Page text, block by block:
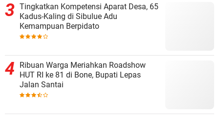
Tingkatkan Kompetensi Aparat Desa, 65
Kadus-Kaling di Sibulue Adu
Kemampuan Berpidato
Ribuan Warga Meriahkan Roadshow
HUT RI ke 81 di Bone, Bupati Lepas
Jalan Santai